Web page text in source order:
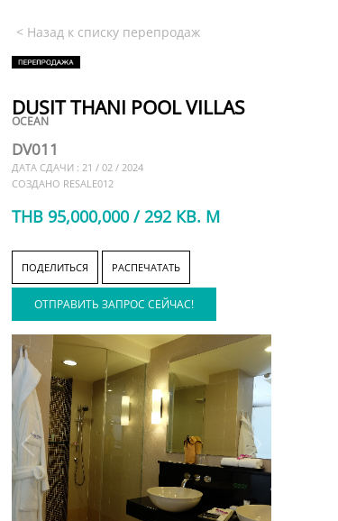
< Назад к списку перепродаж
DUSIT THANI POOL VILLAS
DV011
OCEAN
ДАТА СДАЧИ : 21 / 02 / 2024
СОЗДАНО RESALE012
THB 95,000,000 / 292 КВ. М
ПОДЕЛИТЬСЯ РАСПЕЧАТАТЬ
ОТПРАВИТЬ ЗАПРОС СЕЙЧАС!